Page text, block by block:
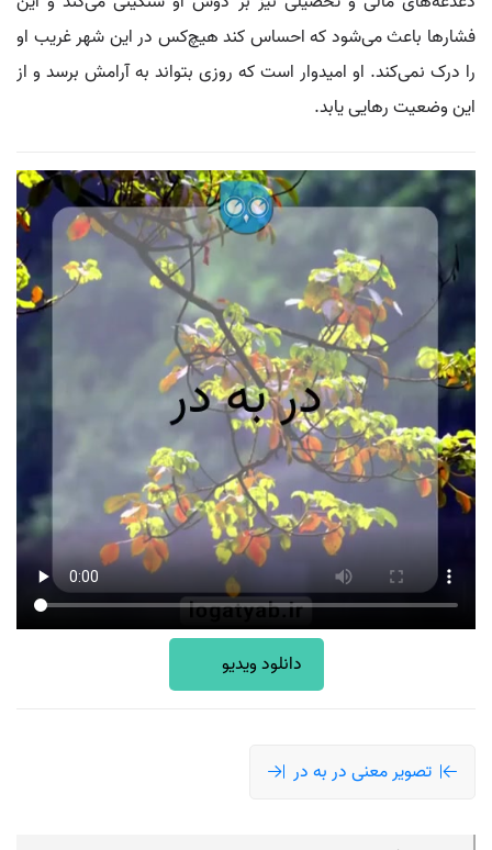
فشارها باعث می‌شود که احساس کند هیچ‌کس در این شهر غریب او
را درک نمی‌کند. او امیدوار است که روزی بتواند به آرامش برسد و از
این وضعیت رهایی یابد.
دانلود ویدیو
تصویر معنی در به در